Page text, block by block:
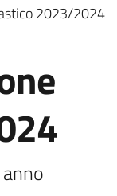
2023/2024